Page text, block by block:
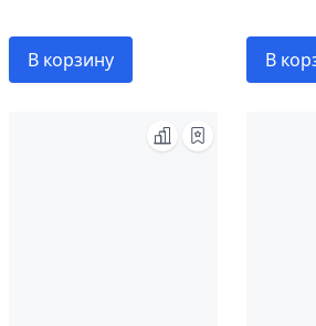
В корзину В